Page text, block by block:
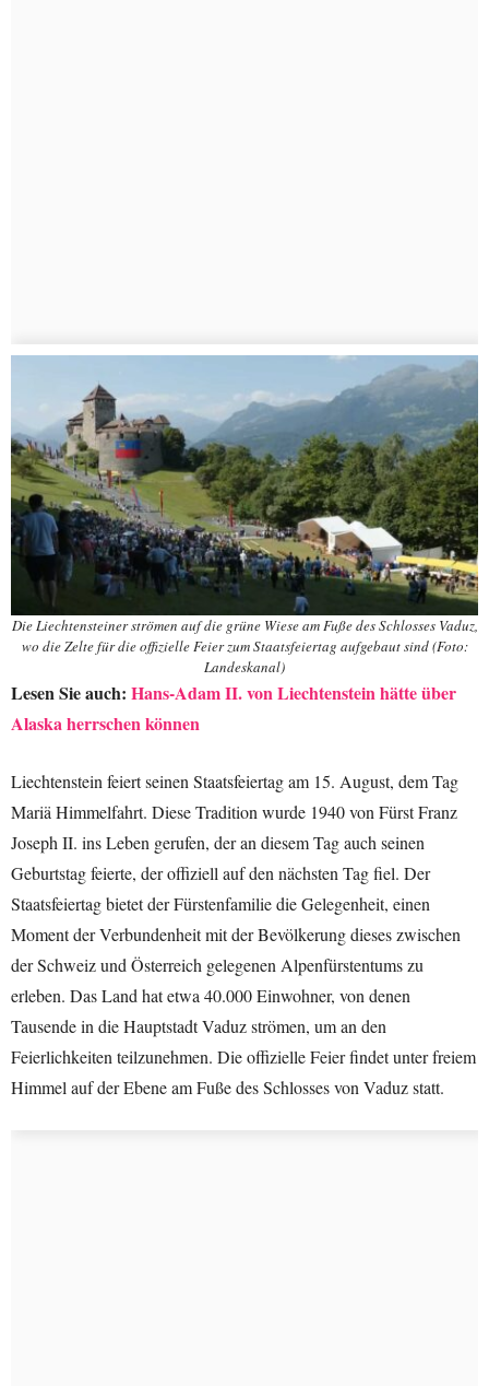
Die Liechtensteiner strömen auf die grüne Wiese am Fuße des Schlosses Vaduz,
wo die Zelte für die offizielle Feier zum Staatsfeiertag aufgebaut sind (Foto:
Landeskanal)
Lesen Sie auch: Hans-Adam II. von Liechtenstein hätte über
Alaska herrschen können
Liechtenstein feiert seinen Staatsfeiertag am 15. August, dem Tag
Mariä Himmelfahrt. Diese Tradition wurde 1940 von Fürst Franz
Joseph II. ins Leben gerufen, der an diesem Tag auch seinen
Geburtstag feierte, der offiziell auf den nächsten Tag fiel. Der
Staatsfeiertag bietet der Fürstenfamilie die Gelegenheit, einen
Moment der Verbundenheit mit der Bevölkerung dieses zwischen
der Schweiz und Österreich gelegenen Alpenfürstentums zu
erleben. Das Land hat etwa 40.000 Einwohner, von denen
Tausende in die Hauptstadt Vaduz strömen, um an den
Feierlichkeiten teilzunehmen. Die offizielle Feier findet unter freiem
Himmel auf der Ebene am Fuße des Schlosses von Vaduz statt.